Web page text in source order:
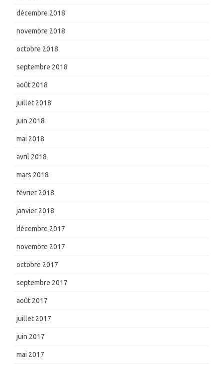
décembre 2018
novembre 2018
octobre 2018
septembre 2018
août 2018
juillet 2018
juin 2018
mai 2018
avril 2018
mars 2018
février 2018
janvier 2018
décembre 2017
novembre 2017
octobre 2017
septembre 2017
août 2017
juillet 2017
juin 2017
mai 2017